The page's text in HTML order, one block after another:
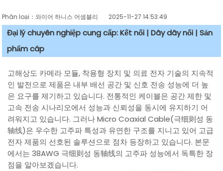
Phân loại：와이어 하니스 어셈블리 2025-11-27 14:53:49
Đại lý chuyên nghiệp cung cấp: Kết nối | Dây dây nối | Sản
phẩm cáp
고해상도 카메라 모듈, 착용형 장치 및 의료 전자 기술의 지속적
인 발전으로 제품은 내부 배선 공간 및 신호 전송 성능에 더 높
은 요구를 제기하고 있습니다. 전통적인 케이블은 공간 제한 및
고속 전송 시나리오에서 성능과 신뢰성을 동시에 유지하기 어
려워지고 있습니다. 그러나 Micro Coaxial Cable(극细则성 동
轴线)은 우수한 고주파 특성과 유연한 구조를 지니고 있어 고급
전자 제품의 선호된 솔루션으로 점차 등장하고 있습니다. 본문
에서는 38AWG 극细则성 동轴线의 고주파 성능에서 독특한 장
점을 알아보겠습니다.